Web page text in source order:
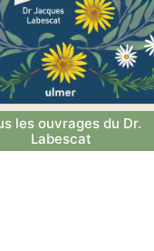
les ouvrages du Dr.
Labescat